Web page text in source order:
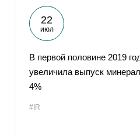
22
июл
В первой половине 2019
увеличила выпуск
4%
#IR